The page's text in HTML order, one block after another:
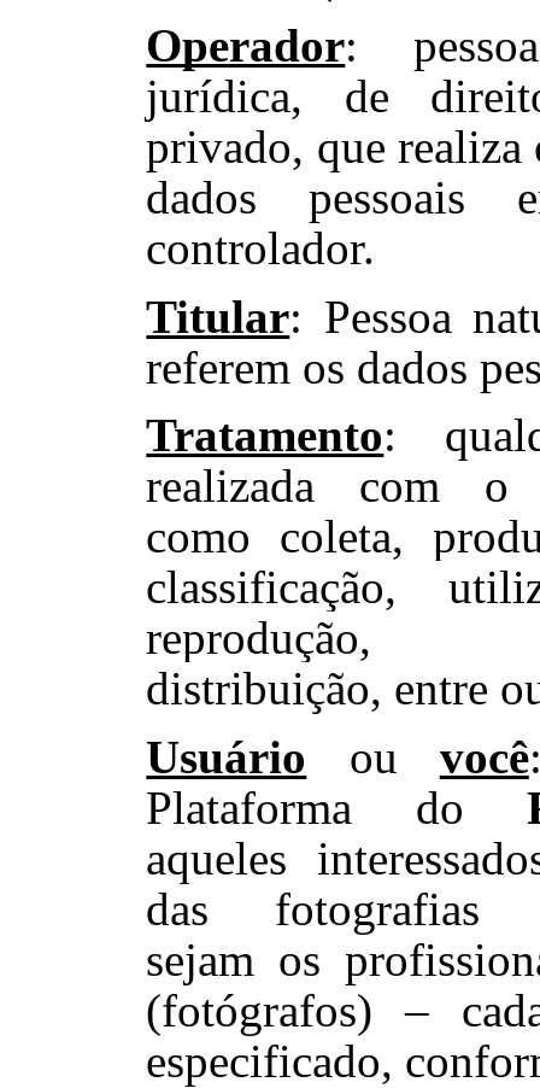
Operador:
jurídica, de
privado, que realiza
dados pessoais
controlador.
Titular: Pessoa
referem os dados
Tratamento:
realizada com o
como coleta,
classificação,
reprodução,
distribuição, entre
Usuário ou você
Plataforma do
aqueles
das fotografias
sejam os
(fotógrafos) –
especificado,